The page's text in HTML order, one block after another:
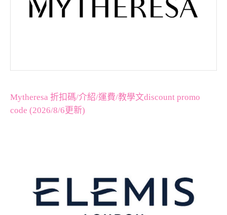
Mytheresa 折扣碼/介紹/運費/教學文discount promo
code (2026/8/6更新)